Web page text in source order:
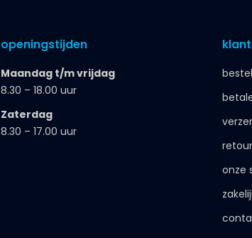
openingstijden
Maandag t/m vrijdag
8.30 – 18.00 uur
Zaterdag
8.30 – 17.00 uur
onze